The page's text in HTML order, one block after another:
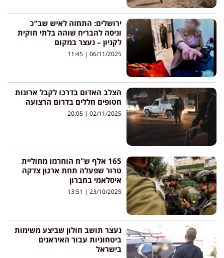
ירושלים: התחזה לאיש שב"כ
וניסה להבריח שוהה בלתי חוקית
לקניון – נעצר במקום
06/11/2025
הצלב האדום בדרכו לקבל ארונות
חטופים חללים בדרום הרצועה
02/11/2025
165 אלף ש"ח הוחרמו מחוליית
טרור שפעלה תחת ארגון צדקה
איסלאמי בחברון
23/10/2025
נעצר תושב חולון שביצע משימות
ביטחוניות עבור האיראנים
בישראל